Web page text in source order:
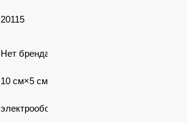
20115
Нет бренда
10 см×5 см×5 см
электрооборудование